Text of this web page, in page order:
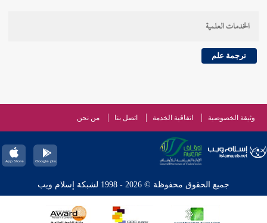
الخدمات العلمية
ترجمة علم
وثيقة الخصوصية اتفاقية الخدمة اتصل بنا من نحن
جميع الحقوق محفوظة © 2026 - 1998 لشبكة إسلام ويب